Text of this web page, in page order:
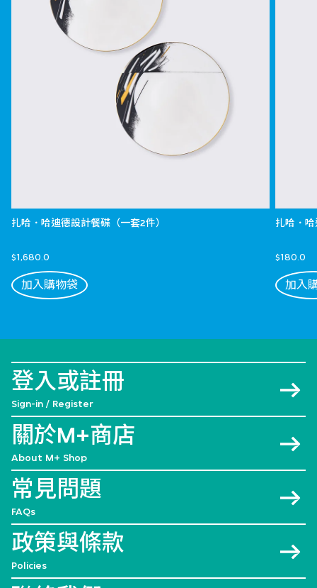
扎哈．哈迪德設計餐碟（一套2件）
$1,680.0
加入購物袋
扎哈．
$180.0
加入
登入或註冊
Sign-in / Register
關於M+商店
About M+ Shop
常見問題
FAQs
政策與條款
Policies